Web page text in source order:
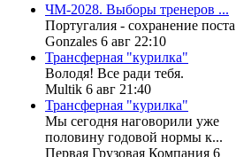
ЧМ-2028. Выборы тренеров ...
Португалия - сохранение поста
Gonzales 6 авг 22:10
Трансферная "курилка"
Володя! Все ради тебя.
Multik 6 авг 21:40
Трансферная "курилка"
Мы сегодня наговорили уже
половину годовой нормы к...
Первая Грузовая Компания 6